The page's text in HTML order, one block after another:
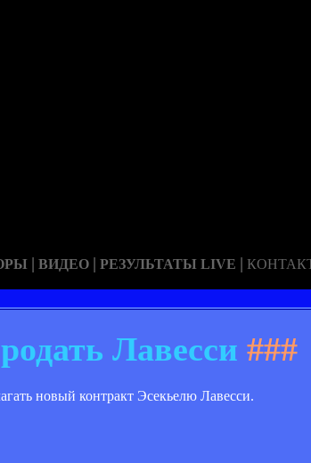
| ВИДЕО | РЕЗУЛЬТАТЫ LIVE |
Лавесси ###
новый контракт Эсекьелю Лавесси.